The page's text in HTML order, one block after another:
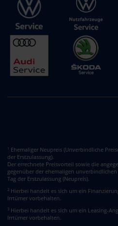
1 Ehemaliger Neupreis (Unverbindliche
der Erstzulassung).
Der errechnete Preisvorteil sowie die
gegenüber der ehemaligen
Tag der Erstzulassung (Neupreis).
2 Hierbei handelt es sich um ein
Irrtümer vorbehalten.
3 Hierbei handelt es sich um ein Leasing-
Irrtümer vorbehalten.